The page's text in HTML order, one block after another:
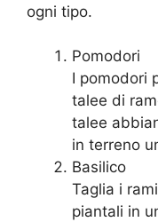
ogni tipo.
Pomodori
I pomodori
talee di
talee
in terreno
Basilico
Taglia i
piantali in